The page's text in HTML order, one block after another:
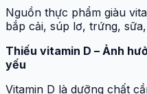
Nguồn thực phẩm giàu
bắp cải, súp lơ, trứng,
Thiếu vitamin D – Ảnh
yếu
Vitamin D là dưỡng chất